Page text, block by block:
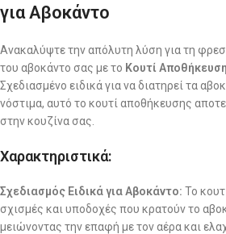
για Αβοκάντο
Ανακαλύψτε την απόλυτη λύση για τη
του αβοκάντο σας με το Κουτί
Σχεδιασμένο ειδικά για να διατηρεί τα
νόστιμα, αυτό το κουτί αποθήκευσης
στην κουζίνα σας.
Χαρακτηριστικά:
Σχεδιασμός Ειδικά για Αβοκάντο: Το
σχισμές και υποδοχές που κρατούν το
μειώνοντας την επαφή με τον αέρα και